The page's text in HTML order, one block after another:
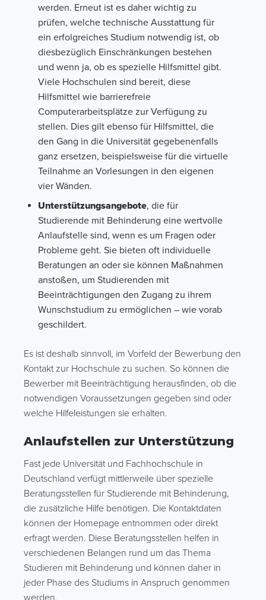
werden. Erneut ist es daher wichtig zu
prüfen, welche technische Ausstattung für
ein erfolgreiches Studium notwendig ist, ob
diesbezüglich Einschränkungen bestehen
und wenn ja, ob es spezielle Hilfsmittel gibt.
Viele Hochschulen sind bereit, diese
Hilfsmittel wie barrierefreie
Computerarbeitsplätze zur Verfügung zu
stellen. Dies gilt ebenso für Hilfsmittel, die
den Gang in die Universität gegebenenfalls
ganz ersetzen, beispielsweise für die virtuelle
Teilnahme an Vorlesungen in den eigenen
vier Wänden.
Unterstützungsangebote, die für
Studierende mit Behinderung eine wertvolle
Anlaufstelle sind, wenn es um Fragen oder
Probleme geht. Sie bieten oft individuelle
Beratungen an oder sie können Maßnahmen
anstoßen, um Studierenden mit
Beeinträchtigungen den Zugang zu ihrem
Wunschstudium zu ermöglichen – wie vorab
geschildert.
Es ist deshalb sinnvoll, im Vorfeld der Bewerbung den
Kontakt zur Hochschule zu suchen. So können die
Bewerber mit Beeinträchtigung herausfinden, ob die
notwendigen Voraussetzungen gegeben sind oder
welche Hilfeleistungen sie erhalten.
Anlaufstellen zur Unterstützung
Fast jede Universität und Fachhochschule in
Deutschland verfügt mittlerweile über spezielle
Beratungsstellen für Studierende mit Behinderung,
die zusätzliche Hilfe benötigen. Die Kontaktdaten
können der Homepage entnommen oder direkt
erfragt werden. Diese Beratungsstellen helfen in
verschiedenen Belangen rund um das Thema
Studieren mit Behinderung und können daher in
jeder Phase des Studiums in Anspruch genommen